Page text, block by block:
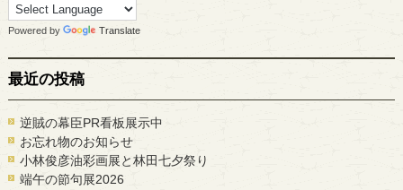
Powered by Translate
最近の投稿
逆賊の幕臣PR看板展示中
お忘れ物のお知らせ
小林俊彦油彩画展と林田七夕祭り
端午の節句展2026